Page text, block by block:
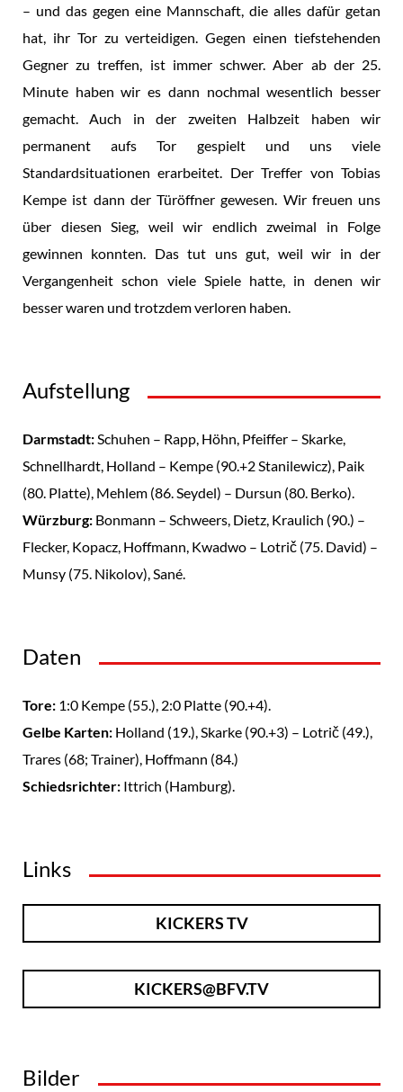
– und das gegen eine Mannschaft, die alles dafür getan
hat, ihr Tor zu verteidigen. Gegen einen tiefstehenden
Gegner zu treffen, ist immer schwer. Aber ab der 25.
Minute haben wir es dann nochmal wesentlich besser
gemacht. Auch in der zweiten Halbzeit haben wir
permanent aufs Tor gespielt und uns viele
Standardsituationen erarbeitet. Der Treffer von Tobias
Kempe ist dann der Türöffner gewesen. Wir freuen uns
über diesen Sieg, weil wir endlich zweimal in Folge
gewinnen konnten. Das tut uns gut, weil wir in der
Vergangenheit schon viele Spiele hatte, in denen wir
besser waren und trotzdem verloren haben.
Aufstellung
Darmstadt:Schuhen – Rapp, Höhn, Pfeiffer – Skarke,
Schnellhardt, Holland – Kempe (90.+2 Stanilewicz), Paik
(80. Platte), Mehlem (86. Seydel) – Dursun (80. Berko).
Würzburg: Bonmann – Schweers, Dietz, Kraulich (90.) –
Flecker, Kopacz, Hoffmann, Kwadwo – Lotrič (75. David) –
Munsy (75. Nikolov), Sané.
Daten
Tore: 1:0 Kempe (55.), 2:0 Platte (90.+4).
Gelbe Karten: Holland (19.), Skarke (90.+3) – Lotrič (49.),
Trares (68; Trainer), Hoffmann (84.)
Schiedsrichter: Ittrich (Hamburg).
Links
KICKERS TV
KICKERS@BFV.TV
Bilder